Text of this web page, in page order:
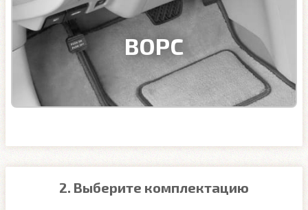
ВОРС
2. Выберите комплектацию